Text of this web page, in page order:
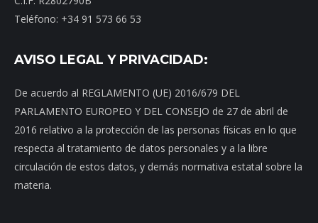
Teléfono: +34 91 573 66 53
AVISO LEGAL Y PRIVACIDAD:
De acuerdo al REGLAMENTO (UE) 2016/679 DEL
PARLAMENTO EUROPEO Y DEL CONSEJO de 27 de abril de
2016 relativo a la protección de las personas físicas en lo que
respecta al tratamiento de datos personales y a la libre
circulación de estos datos, y demás normativa estatal sobre la
materia.